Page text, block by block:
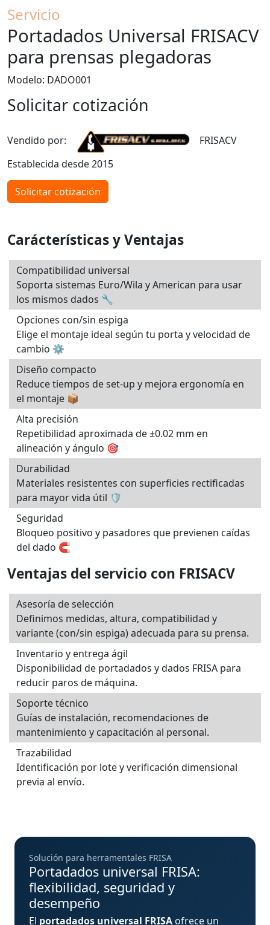
Servicio
Portadados Universal FRISACV
para prensas plegadoras
Modelo: DADO001
Solicitar cotización
Vendido por:
FRISACV
Establecida desde 2015
Solicitar cotización
Carácterísticas y Ventajas
Compatibilidad universal
Soporta sistemas Euro/Wila y American para usar
los mismos dados 🔧
Opciones con/sin espiga
Elige el montaje ideal según tu porta y velocidad de
cambio ⚙️
Diseño compacto
Reduce tiempos de set‑up y mejora ergonomía en
el montaje 📦
Alta precisión
Repetibilidad aproximada de ±0.02 mm en
alineación y ángulo 🎯
Durabilidad
Materiales resistentes con superficies rectificadas
para mayor vida útil 🛡️
Seguridad
Bloqueo positivo y pasadores que previenen caídas
del dado 🧲
Ventajas del servicio con FRISACV
Asesoría de selección
Definimos medidas, altura, compatibilidad y
variante (con/sin espiga) adecuada para su prensa.
Inventario y entrega ágil
Disponibilidad de portadados y dados FRISA para
reducir paros de máquina.
Soporte técnico
Guías de instalación, recomendaciones de
mantenimiento y capacitación al personal.
Trazabilidad
Identificación por lote y verificación dimensional
previa al envío.
Solución para herramentales FRISA
Portadados universal FRISA:
flexibilidad, seguridad y
desempeño
El portadados universal FRISA ofrece un